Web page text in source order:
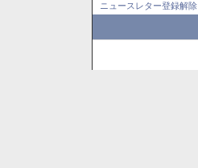
ニュースレター登録解除